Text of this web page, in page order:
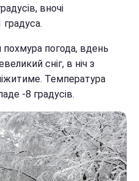
вночі
градуса.
похмура погода, вдень
сніг, в ніч з
Температура
-8 градусів.